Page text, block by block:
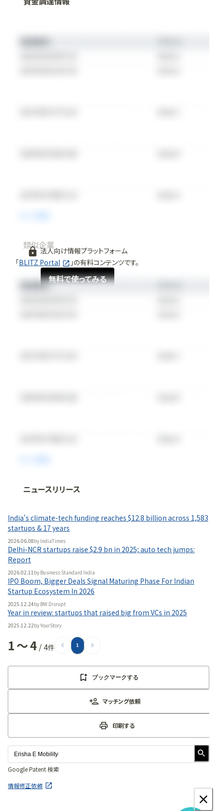
法人向け情報プラットフォーム
「BLITZ Portal 」の有料コンテンツです。
無料で使ってみる
類似企業
法人向け情報プラットフォーム
無料で使ってみる
ニュースリリース
India's climate-tech funding reaches $12.8 billion across 1,583
startups & 17 years
2026.06.08by IndiaTimes
Delhi-NCR startups raise $2.9 bn in 2025; auto tech jumps:
Report
2026.02.11 by Business Standard India
IPO Boom, Bigger Deals Signal Maturing Phase For Indian
Startup Ecosystem In 2026
2025.12.24by BW Disrupt
Year in review: startups that raised big from VCs in 2025
2025.12.22byYourStory
1〜4 /4件 1
ブックマークする
マッチング依頼
印刷する
Google Patent 検索
情報修正依頼